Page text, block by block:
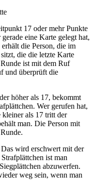
17 oder mehr Punkte
eine Karte gelegt hat,
die Person, die im
die die letzte Karte
ist mit dem Ruf
und überprüft die
höher als 17, bekommt
Wer gerufen hat,
kleiner als 17 tritt der
man. Die Person mit
wird erschwert mit der
ist man
abzuwerfen.
weg sein, wenn man